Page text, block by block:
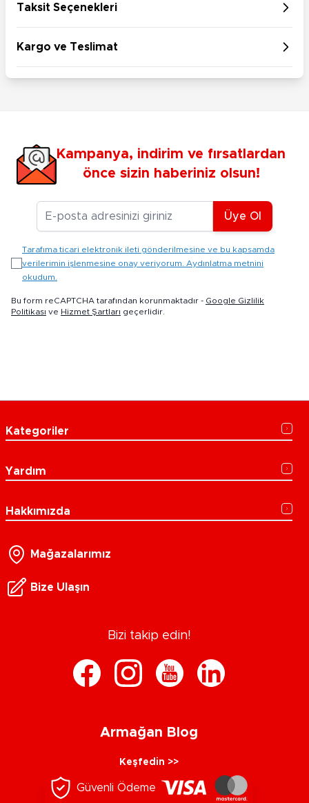
Taksit Seçenekleri
Kargo ve Teslimat
Kampanya, indirim ve fırsatlardan
önce sizin haberiniz olsun!
E-posta Adresiniz
Üye Ol
Tarafıma ticari elektronik ileti gönderilmesine ve bu kapsamda
verilerimin işlenmesine onay veriyorum. Aydınlatma metnini
okudum.
Bu form reCAPTCHA tarafından korunmaktadır - Google Gizlilik
Politikası ve Hizmet Şartları geçerlidir.
Kategoriler
Yardım
Hakkımızda
Mağazalarımız
Bize Ulaşın
Bizi takip edin!
Armağan Blog
Keşfedin >>
Güvenli Ödeme